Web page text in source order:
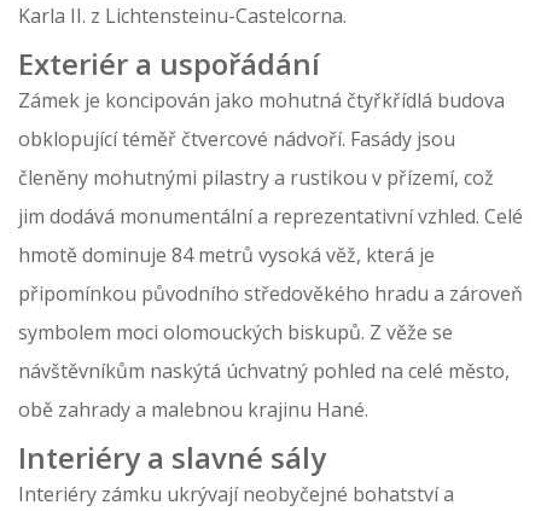
Karla II. z Lichtensteinu-Castelcorna.
Exteriér a uspořádání
Zámek je koncipován jako mohutná čtyřkřídlá budova
obklopující téměř čtvercové nádvoří. Fasády jsou
členěny mohutnými pilastry a rustikou v přízemí, což
jim dodává monumentální a reprezentativní vzhled. Celé
hmotě dominuje 84 metrů vysoká věž, která je
připomínkou původního středověkého hradu a zároveň
symbolem moci olomouckých biskupů. Z věže se
návštěvníkům naskýtá úchvatný pohled na celé město,
obě zahrady a malebnou krajinu Hané.
Interiéry a slavné sály
Interiéry zámku ukrývají neobyčejné bohatství a